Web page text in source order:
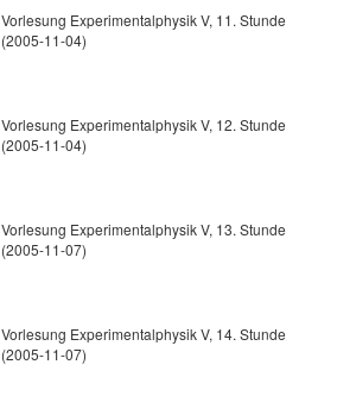
Vorlesung Experimentalphysik V, 11. Stunde
(2005-11-04)
Vorlesung Experimentalphysik V, 12. Stunde
(2005-11-04)
Vorlesung Experimentalphysik V, 13. Stunde
(2005-11-07)
Vorlesung Experimentalphysik V, 14. Stunde
(2005-11-07)